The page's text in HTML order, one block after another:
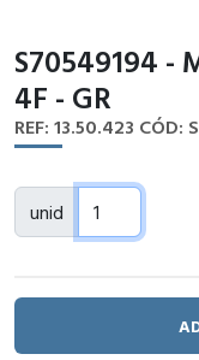
S70549194 -
4F - GR
REF: 13.50.423 CÓD:
unid